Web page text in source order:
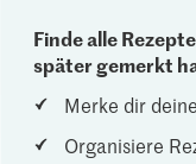
Finde alle
später gemerkt
Merke dir
Organisiere